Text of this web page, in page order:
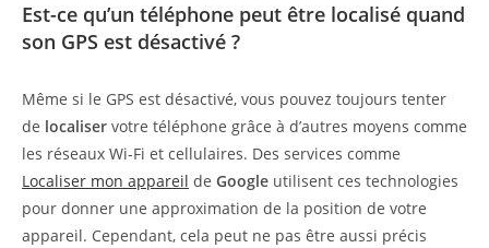
Est-ce qu’un téléphone peut être localisé quand
son GPS est désactivé ?
Même si le GPS est désactivé, vous pouvez toujours tenter
de localiser votre téléphone grâce à d’autres moyens comme
les réseaux Wi-Fi et cellulaires. Des services comme
Localiser mon appareil de Google utilisent ces technologies
pour donner une approximation de la position de votre
appareil. Cependant, cela peut ne pas être aussi précis